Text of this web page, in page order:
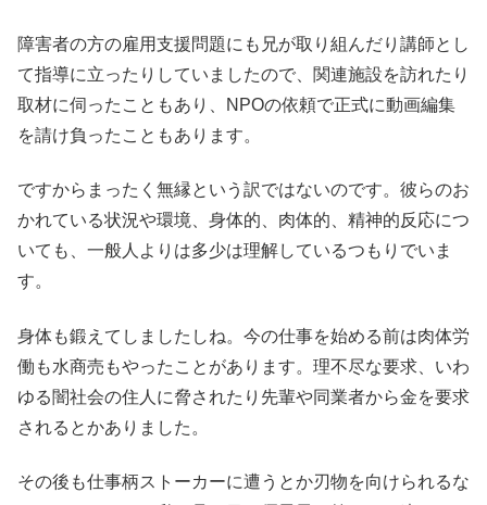
障害者の方の雇用支援問題にも兄が取り組んだり講師とし
て指導に立ったりしていましたので、関連施設を訪れたり
取材に伺ったこともあり、NPOの依頼で正式に動画編集
を請け負ったこともあります。
ですからまったく無縁という訳ではないのです。彼らのお
かれている状況や環境、身体的、肉体的、精神的反応につ
いても、一般人よりは多少は理解しているつもりでいま
す。
身体も鍛えてしましたしね。今の仕事を始める前は肉体労
働も水商売もやったことがあります。理不尽な要求、いわ
ゆる闇社会の住人に脅されたり先輩や同業者から金を要求
されるとかありました。
その後も仕事柄ストーカーに遭うとか刃物を向けられるな